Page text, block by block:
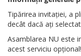
Tipărirea invitației, a
decât dacă ați
Asamblarea NU este
acest serviciu opțional!